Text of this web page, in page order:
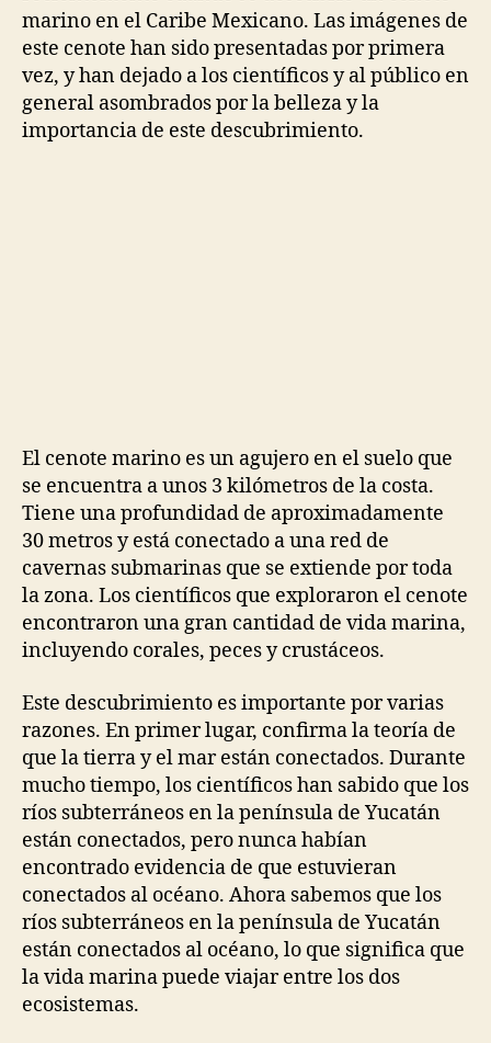
marino en el Caribe Mexicano. Las imágenes de
este cenote han sido presentadas por primera
vez, y han dejado a los científicos y al público en
general asombrados por la belleza y la
importancia de este descubrimiento.
El cenote marino es un agujero en el suelo que
se encuentra a unos 3 kilómetros de la costa.
Tiene una profundidad de aproximadamente
30 metros y está conectado a una red de
cavernas submarinas que se extiende por toda
la zona. Los científicos que exploraron el cenote
encontraron una gran cantidad de vida marina,
incluyendo corales, peces y crustáceos.
Este descubrimiento es importante por varias
razones. En primer lugar, confirma la teoría de
que la tierra y el mar están conectados. Durante
mucho tiempo, los científicos han sabido que los
ríos subterráneos en la península de Yucatán
están conectados, pero nunca habían
encontrado evidencia de que estuvieran
conectados al océano. Ahora sabemos que los
ríos subterráneos en la península de Yucatán
están conectados al océano, lo que significa que
la vida marina puede viajar entre los dos
ecosistemas.